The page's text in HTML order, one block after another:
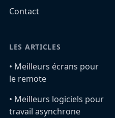
Contact
LES ARTICLES
•️ Meilleurs écrans pour
le remote
•️ Meilleurs logiciels pour
travail asynchrone